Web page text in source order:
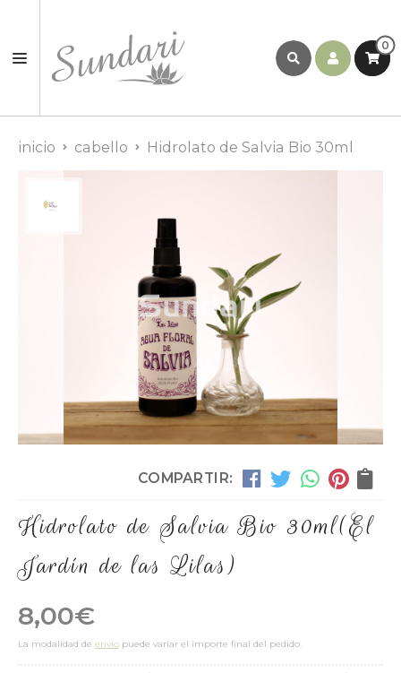
0
inicio cabello Hidrolato de Salvia Bio 30ml
COMPARTIR:
Hidrolato de Salvia Bio 30ml(El
Jardín de las Lilas)
8,00€
La modalidad de envío puede variar el importe final del pedido.